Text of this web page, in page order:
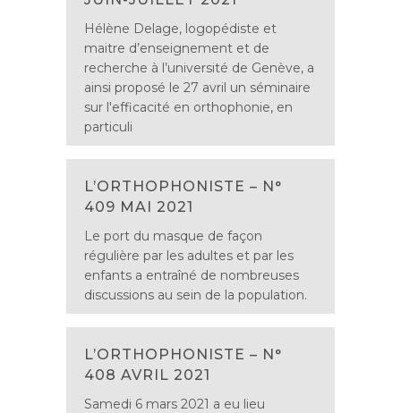
Hélène Delage, logopédiste et
maitre d’enseignement et de
recherche à l’université de Genève, a
ainsi proposé le 27 avril un séminaire
sur l'efficacité en orthophonie, en
particuli
L’ORTHOPHONISTE – N°
409 MAI 2021
Le port du masque de façon
régulière par les adultes et par les
enfants a entraîné de nombreuses
discussions au sein de la population.
L’ORTHOPHONISTE – N°
408 AVRIL 2021
Samedi 6 mars 2021 a eu lieu